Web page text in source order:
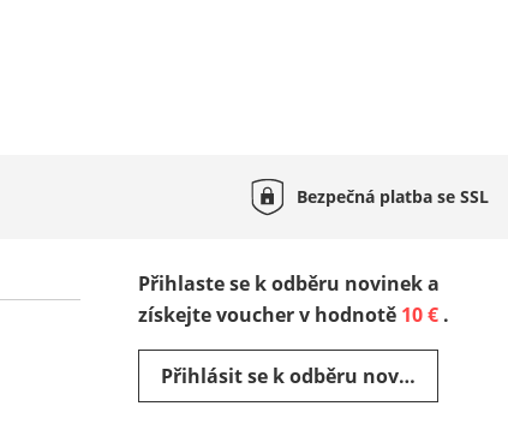
Bezpečná platba se SSL
Přihlaste se k odběru novinek a
získejte voucher v hodnotě 10 € .
Přihlásit se k odběru novinek